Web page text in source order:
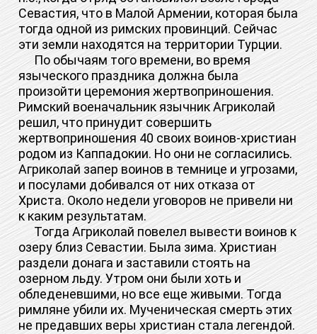
Севастия, что в Малой Армении, которая была
тогда одной из римских провинций. Сейчас
эти земли находятся на территории Турции.
По обычаям того времени, во время
языческого праздника должна была
произойти церемония жертвоприношения.
Римский военачальник язычник Агриколай
решил, что принудит совершить
жертвоприношения 40 своих воинов-христиан
родом из Каппадокии. Но они не согласились.
Агриколай запер воинов в темнице и угрозами,
и посулами добивался от них отказа от
Христа. Около недели уговоров не привели ни
к каким результатам.
Тогда Агриколай повелел вывести воинов к
озеру близ Севастии. Была зима. Христиан
раздели донага и заставили стоять на
озерном льду. Утром они были хоть и
обледеневшими, но все еще живыми. Тогда
римляне убили их. Мученическая смерть этих
не предавших веры христиан стала легендой.